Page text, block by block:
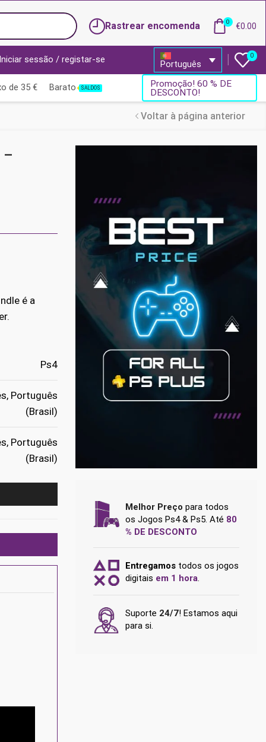
Rastrear encomenda 0 €0.00
sessão / registar-se Português
0
de 35 € Barato SALDOS
Promoção! 60 % DE
DESCONTO!
Voltar à página anterior
–
é a
Ps4
Português
(Brasil)
Português
(Brasil)
Melhor Preço para todos
os Jogos Ps4 & Ps5. Até 80
% DE DESCONTO
Entregamos todos os jogos
digitais em 1 hora.
Suporte 24/7! Estamos aqui
para si.